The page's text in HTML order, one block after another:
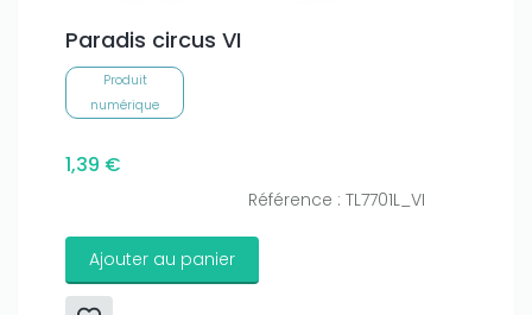
Paradis circus VI
Produit
numérique
1,39 €
Référence : TL7701L_VI
Ajouter au panier